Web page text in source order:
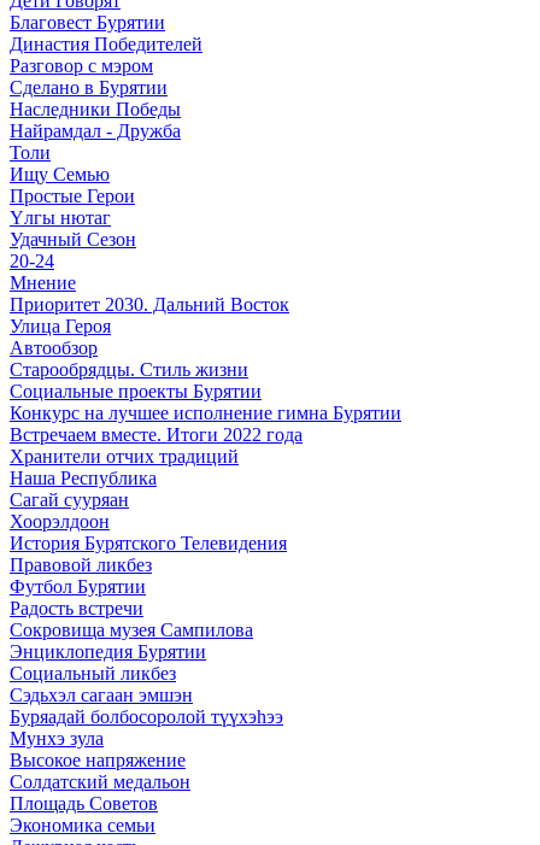
Благовест Бурятии
Династия Победителей
Разговор с мэром
Сделано в Бурятии
Наследники Победы
Найрамдал - Дружба
Толи
Ищу Cемью
Простые Герои
Үлгы нютаг
Удачный Сезон
20-24
Мнение
Приоритет 2030. Дальний Восток
Улица Героя
Автообзор
Старообрядцы. Cтиль жизни
Социальные проекты Бурятии
Конкурс на лучшее исполнение гимна Бурятии
Встречаем вместе. Итоги 2022 года
Хранители отчих традиций
Наша Республика
Сагай сууряан
Хоорэлдоон
История Бурятского Телевидения
Правовой ликбез
Футбол Бурятии
Радость встречи
Сокровища музея Сампилова
Энциклопедия Бурятии
Социальный ликбез
Сэдьхэл сагаан эмшэн
Буряадай болбосоролой түүхэhээ
Мунхэ зула
Высокое напряжение
Солдатский медальон
Площадь Советов
Экономика семьи